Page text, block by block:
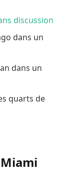
discussion
dans un
dans un
quarts de
Miami